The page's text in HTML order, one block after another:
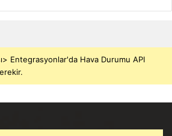
Entegrasyonlar'da Hava Durumu API